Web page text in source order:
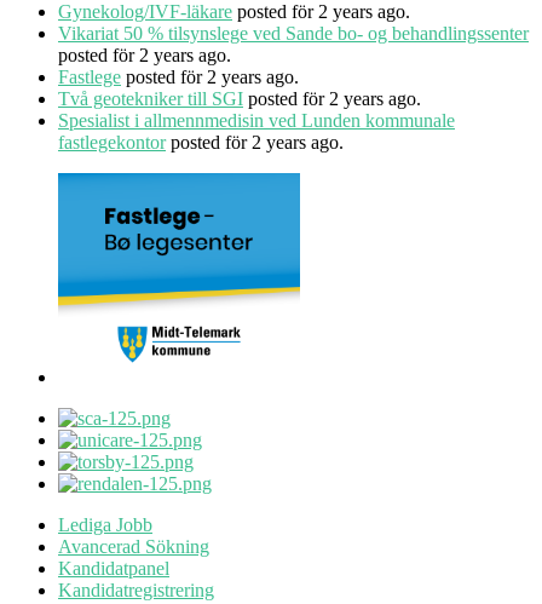
Gynekolog/IVF-läkare posted för 2 years ago.
Vikariat 50 % tilsynslege ved Sande bo- og behandlingssenter
posted för 2 years ago.
Fastlege posted för 2 years ago.
Två geotekniker till SGI posted för 2 years ago.
Spesialist i allmennmedisin ved Lunden kommunale
fastlegekontor posted för 2 years ago.
Lediga Jobb
Avancerad Sökning
Kandidatpanel
Kandidatregistrering